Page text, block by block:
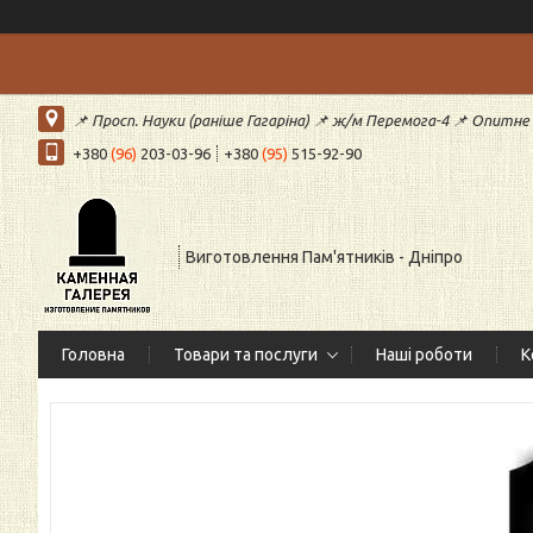
📌 Просп. Науки (раніше Гагаріна) 📌 ж/м Перемога-4 📌 Опитне
+380 (96) 203-03-96 +380(95)515-92-90
Виготовлення Пам'ятників - Дніпро
Головна Товари та послуги Наші роботи